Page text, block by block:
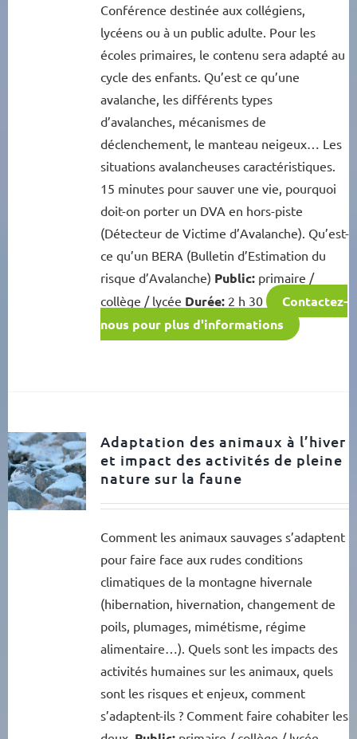
Conférence destinée aux collégiens,
lycéens ou à un public adulte. Pour les
écoles primaires, le contenu sera adapté au
cycle des enfants. Qu’est ce qu’une
avalanche, les différents types
d’avalanches, mécanismes de
déclenchement, le manteau neigeux… Les
situations avalancheuses caractéristiques.
15 minutes pour sauver une vie, pourquoi
doit-on porter un DVA en hors-piste
(Détecteur de Victime d’Avalanche). Qu’est-
ce qu’un BERA (Bulletin d’Estimation du
risque d’Avalanche) Public:primaire /
collège / lycée Durée:2 h 30
Contactez-
nous pour plus d'informations
Adaptation des animaux à l’hiver
et impact des activités de pleine
nature sur la faune
Comment les animaux sauvages s’adaptent
pour faire face aux rudes conditions
climatiques de la montagne hivernale
(hibernation, hivernation, changement de
poils, plumages, mimétisme, régime
alimentaire…). Quels sont les impacts des
activités humaines sur les animaux, quels
sont les risques et enjeux, comment
s’adaptent-ils ? Comment faire cohabiter les